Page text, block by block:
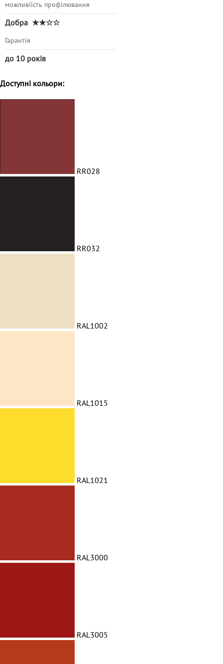
можливіість профілювання
Добра ★★☆☆
Гарантія
до 10 років
Доступні кольори:
RR028
RR032
RAL1002
RAL1015
RAL1021
RAL3000
RAL3005